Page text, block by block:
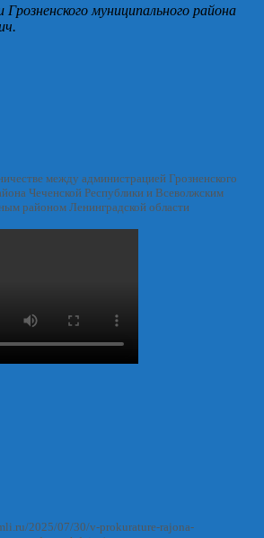
муниципального района
между администрацией Грозненского
Чеченской Республики и Всеволжским
районом Ленинградской области
2025/07/30/v-prokurature-rajona-